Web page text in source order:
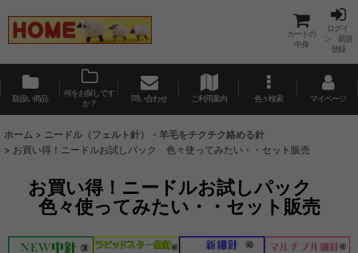
カートの
中身
ログイ
ン 新規
登録
取扱い商品
何をお探しです
か？
問い合わせ ご利用案内 色々検索 マイページ
ホーム > ニードル（フェルト針）・羊毛をチクチク絡める針
> お買い得！ニードルお試しパック 色々使ってみたい・・セット販売
お買い得！ニードルお試しパック
色々使ってみたい・・セット販売